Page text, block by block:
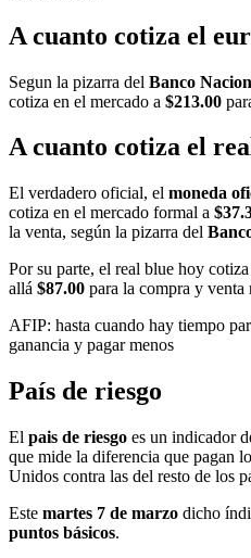
A cuanto cotiza el
Segun la pizarra del Banco
cotiza en el mercado a $213.00
A cuanto cotiza el
El verdadero oficial, el moneda
cotiza en el mercado formal a
la venta, según la pizarra del
Por su parte, el real blue hoy
allá $87.00 para la compra y venta
AFIP: hasta cuando hay tiempo
ganancia y pagar menos
País de riesgo
El pais de riesgo es un indicador
que mide la diferencia que pagan
Unidos contra las del resto de los
Este martes 7 de marzo dicho
puntos básicos.